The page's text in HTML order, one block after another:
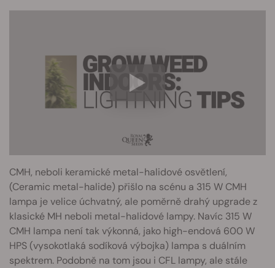
CMH, neboli keramické metal-halidové osvětlení,
(Ceramic metal-halide) přišlo na scénu a 315 W CMH
lampa je velice úchvatný, ale poměrně drahý upgrade z
klasické MH neboli metal-halidové lampy. Navíc 315 W
CMH lampa není tak výkonná, jako high-endová 600 W
HPS (vysokotlaká sodíková výbojka) lampa s duálním
spektrem. Podobně na tom jsou i CFL lampy, ale stále